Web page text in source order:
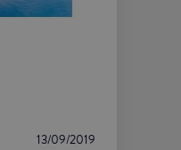
13/09/2019